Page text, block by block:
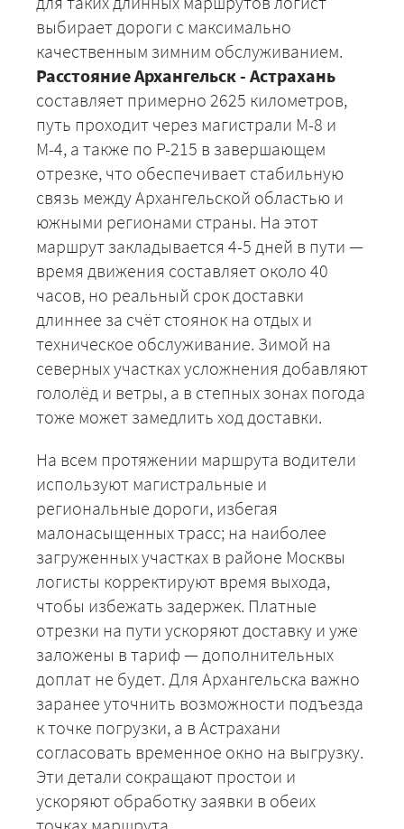
выбирает дороги с максимально
качественным зимним обслуживанием.
Расстояние Архангельск - Астрахань
составляет примерно 2625 километров,
путь проходит через магистрали М-8 и
М-4, а также по Р-215 в завершающем
отрезке, что обеспечивает стабильную
связь между Архангельской областью и
южными регионами страны. На этот
маршрут закладывается 4-5 дней в пути —
время движения составляет около 40
часов, но реальный срок доставки
длиннее за счёт стоянок на отдых и
техническое обслуживание. Зимой на
северных участках усложнения добавляют
гололёд и ветры, а в степных зонах погода
тоже может замедлить ход доставки.
На всем протяжении маршрута водители
используют магистральные и
региональные дороги, избегая
малонасыщенных трасс; на наиболее
загруженных участках в районе Москвы
логисты корректируют время выхода,
чтобы избежать задержек. Платные
отрезки на пути ускоряют доставку и уже
заложены в тариф — дополнительных
доплат не будет. Для Архангельска важно
заранее уточнить возможности подъезда
к точке погрузки, а в Астрахани
согласовать временное окно на выгрузку.
Эти детали сокращают простои и
ускоряют обработку заявки в обеих